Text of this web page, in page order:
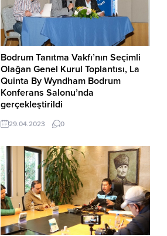
Bodrum Tanıtma Vakfı’nın Seçimli
Olağan Genel Kurul Toplantısı, La
Quinta By Wyndham Bodrum
Konferans Salonu’nda
gerçekleştirildi
Toplantıya Bodrum Belediye Başkanı
ve Bodrum Tanıtma Vakfı Yönetim Kurulu
Odası Başkanı Mahmut Kocadon, Bodrum
Otelciler Derneği Başkanı Ömer Faruk
Dengiz, Bodrum Esnaf ve Sanatkârlar
Odası Başkanı Erdoğan Başeymez,
Bodrum Denizciler Derneği Başkanı Erol
Erdoğan, IMEAK Deniz Ticaret Odası
Bodrum Şube Başkanı Orhan Dinç ve
29.04.2023 0